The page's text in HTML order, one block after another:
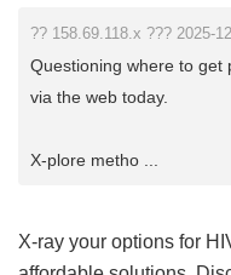
?? 158.69.118.x ??? 2025-
Questioning where to get
via the web today.
X-plore metho ...
X-ray your options for